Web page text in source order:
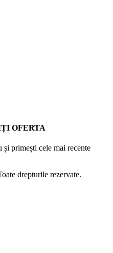
OFERTA
și primești cele mai recente
drepturile rezervate.